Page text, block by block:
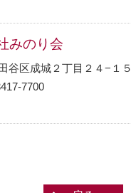
みのり会
谷区成城２丁目２４−１５
7700